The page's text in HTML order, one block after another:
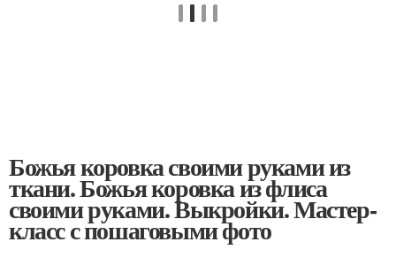
Божья коровка своими руками из
ткани. Божья коровка из флиса
своими руками. Выкройки. Мастер-
класс с пошаговыми фото